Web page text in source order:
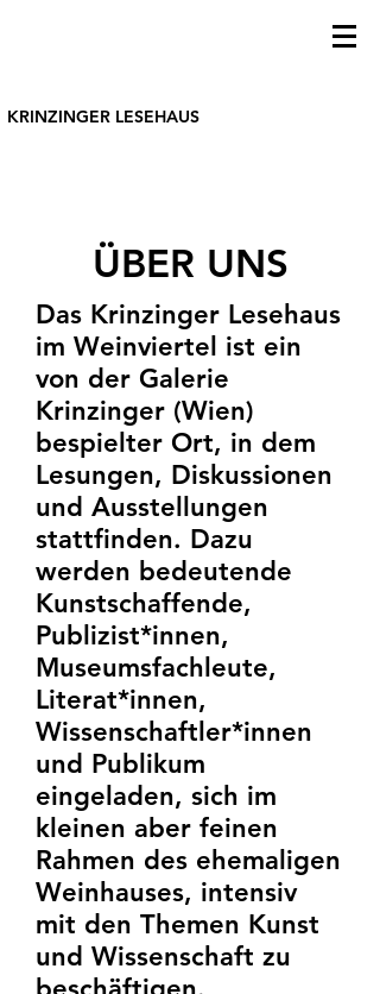
KRINZINGER LESEHAUS
ÜBER UNS
Das Krinzinger Lesehaus
im Weinviertel ist ein
von der Galerie
Krinzinger (Wien)
bespielter Ort, in dem
Lesungen, Diskussionen
und Ausstellungen
stattfinden. Dazu
werden bedeutende
Kunstschaffende,
Publizist*innen,
Museumsfachleute,
Literat*innen,
Wissenschaftler*innen
und Publikum
eingeladen, sich im
kleinen aber feinen
Rahmen des ehemaligen
Weinhauses, intensiv
mit den Themen Kunst
und Wissenschaft zu